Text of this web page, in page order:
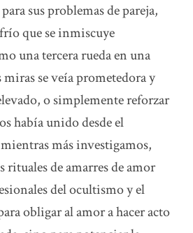
sus problemas de pareja,
que se inmiscuye
una tercera rueda en una
se veía prometedora y
o simplemente reforzar
había unido desde el
más investigamos,
rituales de amarres de amor
del ocultismo y el
obligar al amor a hacer acto